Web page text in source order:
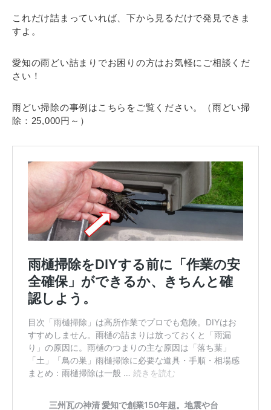
これだけ詰まっていれば、下から見るだけで発見できま
すよ。
愛知の雨どい詰まりでお困りの方はお気軽にご相談くだ
さい！
雨どい掃除の事例はこちらをご覧ください。（雨どい掃
除：25,000円～）